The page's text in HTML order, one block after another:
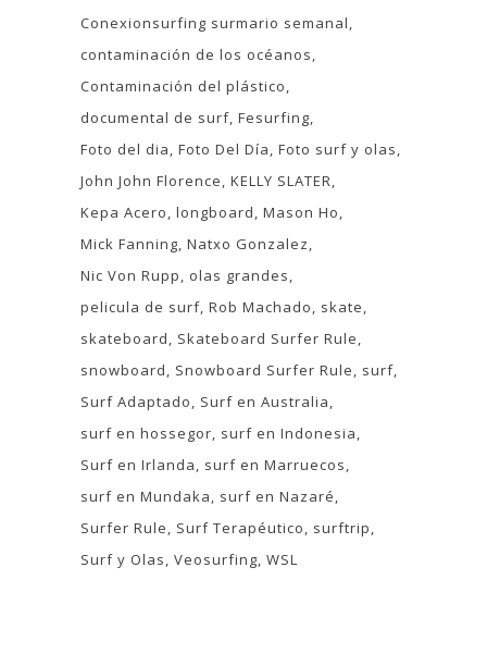
Conexionsurfing surmario semanal
contaminación de los océanos
Contaminación del plástico
documental de surf Fesurfing
Foto del dia Foto Del Día Foto surf y olas
John John Florence KELLY SLATER
Kepa Acero longboard Mason Ho
Mick Fanning Natxo Gonzalez
Nic Von Rupp
olas grandes
pelicula de surf Rob Machado
skate
skateboard
Skateboard Surfer Rule
snowboard
Snowboard Surfer Rule
surf
Surf Adaptado
Surf en Australia
surf en hossegor surf en Indonesia
Surf en Irlanda
surf en Marruecos
surf en Mundaka
surf en Nazaré
Surfer Rule
Surf Terapéutico
surftrip
Surf y Olas Veosurfing WSL